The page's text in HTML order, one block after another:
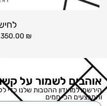
350.00 ₪
אוהבים לשמור על
הירשמו למועדון ההטבות שלנו כדי
והמבצעים הכי חמים